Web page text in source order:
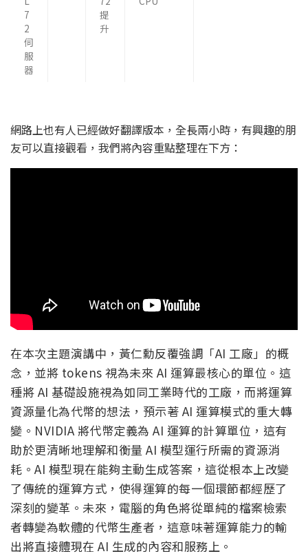
7
2
伺
服
器
提
升
網路上也有人已經做好翻譯版本，全長兩小時，有興趣的朋
友可以直接觀看，我們將內容重點整理在下方：
在本次主題演講中，黃仁勳反覆強調「AI 工廠」的概
念，並將 tokens 視為未來 AI 運算最核心的單位。這
種將 AI 基礎設施視為如同工業時代的工廠，而將運算
資源量化為代幣的想法，預示著 AI 運算模式的重大轉
變。NVIDIA 將代幣定義為 AI 運算的計算單位，這有
助於更清晰地理解和衡量 AI 模型運行所需的資源消
耗。AI 模型現在能夠主動生成答案，這從根本上改變
了傳統的運算方式，使得運算的每一個環節都經歷了
深刻的變革。未來，電腦的角色將從單純的檔案檢索
者轉變為軟體的代幣生產者，這意味著運算能力的輸
出將直接體現在 AI 生成的內容和服務上。